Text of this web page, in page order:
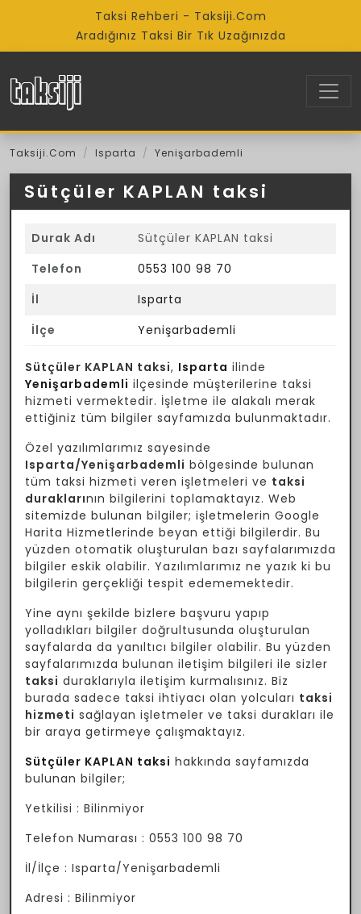
Taksi Rehberi - Taksiji.Com
Aradığınız Taksi Bir Tık Uzağınızda
Taksiji.Com Isparta Yenişarbademli
Sütçüler KAPLAN taksi
Durak Adı
Sütçüler KAPLAN taksi
Telefon
0553 100 98 70
İl
Isparta
İlçe
Yenişarbademli
Sütçüler KAPLAN taksi, Isparta ilinde
Yenişarbademli ilçesinde müşterilerine taksi
hizmeti vermektedir. İşletme ile alakalı merak
ettiğiniz tüm bilgiler sayfamızda bulunmaktadır.
Özel yazılımlarımız sayesinde
Isparta/Yenişarbademli bölgesinde bulunan
tüm taksi hizmeti veren işletmeleri ve taksi
duraklarının bilgilerini toplamaktayız. Web
sitemizde bulunan bilgiler; işletmelerin Google
Harita Hizmetlerinde beyan ettiği bilgilerdir. Bu
yüzden otomatik oluşturulan bazı sayfalarımızda
bilgiler eskik olabilir. Yazılımlarımız ne yazık ki bu
bilgilerin gerçekliği tespit edememektedir.
Yine aynı şekilde bizlere başvuru yapıp
yolladıkları bilgiler doğrultusunda oluşturulan
sayfalarda da yanıltıcı bilgiler olabilir. Bu yüzden
sayfalarımızda bulunan iletişim bilgileri ile sizler
taksi duraklarıyla iletişim kurmalısınız. Biz
burada sadece taksi ihtiyacı olan yolcuları taksi
hizmeti sağlayan işletmeler ve taksi durakları ile
bir araya getirmeye çalışmaktayız.
Sütçüler KAPLAN taksi hakkında sayfamızda
bulunan bilgiler;
Yetkilisi : Bilinmiyor
Telefon Numarası : 0553 100 98 70
İl/İlçe : Isparta/Yenişarbademli
Adresi : Bilinmiyor